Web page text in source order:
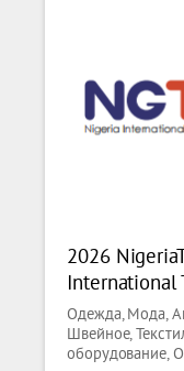
2026
International
Fair
Одежда, Мода,
Швейное,
оборудование,